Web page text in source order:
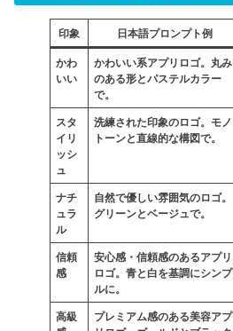
印象 日本語プロンプト例
かわ
いい
かわいい系アプリロゴ。丸み
のある形とパステルカラー
で。
スタ
イリ
ッシ
ュ
洗練された印象のロゴ。モノ
トーンと直線的な構図で。
ナチ
ュラ
ル
自然で優しい雰囲気のロゴ。
グリーンとベージュで。
信頼
感
安心感・信頼感のあるアプリ
ロゴ。青と白を基調にシンプ
ルに。
高級
プレミアム感のある美容アプ